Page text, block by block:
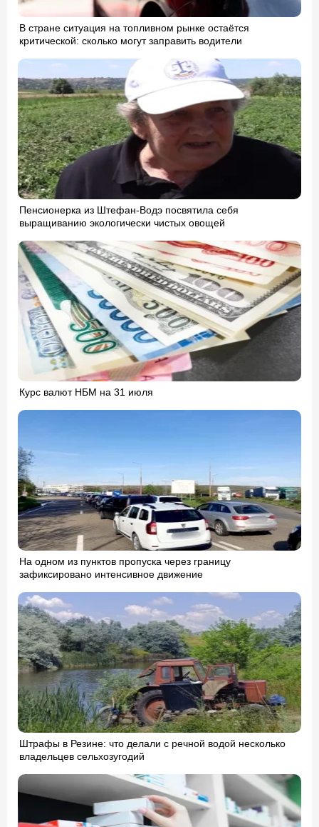
В стране ситуация на топливном рынке остаётся
критической: сколько могут заправить водители
Пенсионерка из Штефан-Водэ посвятила себя
выращиванию экологически чистых овощей
Курс валют НБМ на 31 июля
На одном из пунктов пропуска через границу
зафиксировано интенсивное движение
Штрафы в Резине: что делали с речной водой несколько
владельцев сельхозугодий